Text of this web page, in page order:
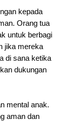
kepada
Orang tua
untuk berbagi
jika mereka
di sana ketika
dukungan
mental anak.
aman dan